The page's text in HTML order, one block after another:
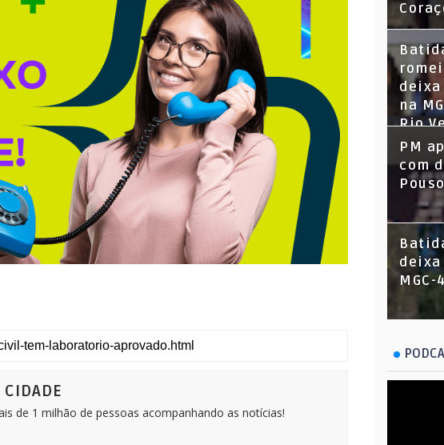
de 1 milhão de pessoas acompanhando as notícias!
na
Rio
PM
com